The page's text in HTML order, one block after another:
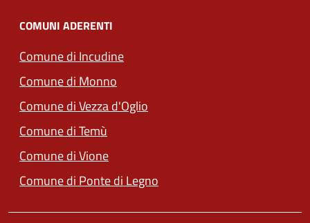
COMUNI ADERENTI
Comune di Incudine(apre in un'altra scheda).
Comune di Monno
Comune di Vezza d'Oglio
Comune di Temù
Comune di Vione(apre in un'altra scheda).
Comune di Ponte di Legno